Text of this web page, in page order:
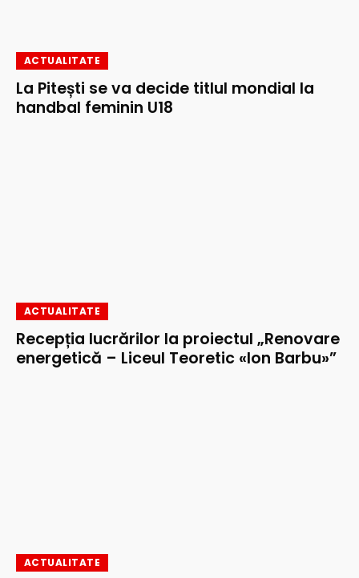
ACTUALITATE
La Pitești se va decide titlul mondial la
handbal feminin U18
ACTUALITATE
Recepția lucrărilor la proiectul „Renovare
energetică – Liceul Teoretic «Ion Barbu»”
ACTUALITATE